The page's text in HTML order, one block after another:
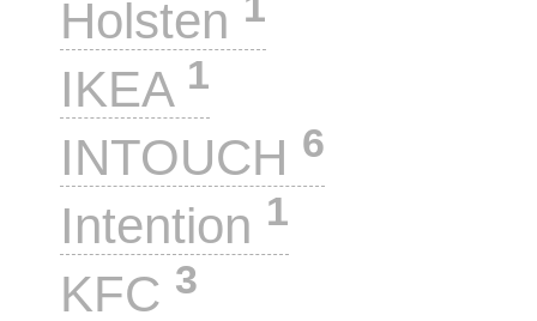
Holsten
IKEA 1
INTOUCH 6
Intention 1
KFC 3